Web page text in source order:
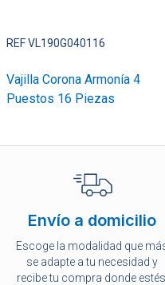
REF VL190G040116
Vajilla Corona Armonía 4
Puestos 16 Piezas
Envío a domicilio
Escoge la modalidad que
se adapte a tu necesidad y
recibe tu compra donde estés.